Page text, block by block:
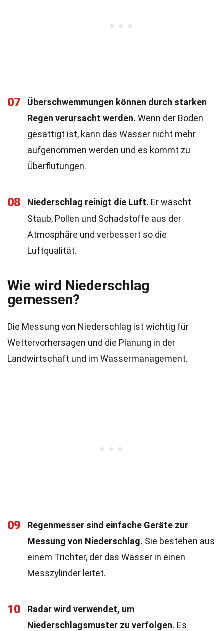
07
Überschwemmungen können durch starken
Regen verursacht werden. Wenn der Boden
gesättigt ist, kann das Wasser nicht mehr
aufgenommen werden und es kommt zu
Überflutungen.
08 Niederschlag reinigt die Luft. Er wäscht
Staub, Pollen und Schadstoffe aus der
Atmosphäre und verbessert so die
Luftqualität.
Wie wird Niederschlag
gemessen?
Die Messung von Niederschlag ist wichtig für
Wettervorhersagen und die Planung in der
Landwirtschaft und im Wassermanagement.
09
Regenmesser sind einfache Geräte zur
Messung von Niederschlag. Sie bestehen aus
einem Trichter, der das Wasser in einen
Messzylinder leitet.
10
Radar wird verwendet, um
Niederschlagsmuster zu verfolgen. Es